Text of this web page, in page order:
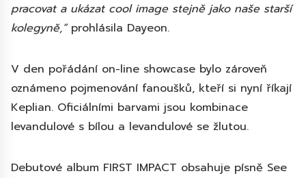
pracovat a ukázat cool image stejně jako naše starší
kolegyně,“prohlásila Dayeon.
V den pořádání on-line showcase bylo zároveň
oznámeno pojmenování fanoušků, kteří si nyní říkají
Keplian. Oficiálními barvami jsou kombinace
levandulové s bílou a levandulové se žlutou.
Debutové album FIRST IMPACT obsahuje písně See